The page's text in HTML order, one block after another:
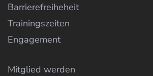
Barrierefreiheheit
Trainingszeiten
Engagement
Mitglied werden